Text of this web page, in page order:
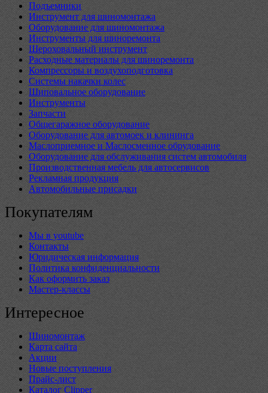
Подъемники
Инструмент для шиномонтажа
Оборудование для шиномонтажа
Инструменты для шиноремонта
Шероховальный инструмент
Расходные материалы для шиноремонта
Компрессоры и воздухоподготовка
Системы накачки колес
Шиповальное оборудование
Инструменты
Запчасти
Общегаражное оборудование
Оборудование для автомоек и клининга
Маслоприемное и Маслосменное обрудование
Оборудование для обслуживания систем автомобиля
Производственная мебель для автосервисов
Рекламная продукция
Автомобильные присадки
Покупателям
Мы в youtube
Контакты
Юридическая информация
Политика конфиденциальности
Как оформить заказ
Мастер-классы
Интересное
Шиномонтаж
Карта сайта
Акции
Новые поступления
Прайс-лист
Каталог Clipper